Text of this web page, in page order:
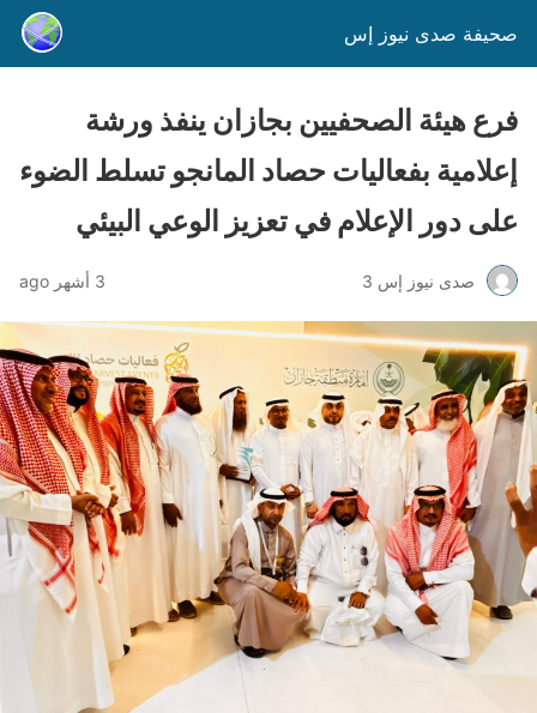
صحيفة صدى نيوز إس
فرع هيئة الصحفيين بجازان ينفذ ورشة
إعلامية بفعاليات حصاد المانجو تسلط الضوء
على دور الإعلام في تعزيز الوعي البيئي
صدى نيوز إس 3 3 أشهر ago